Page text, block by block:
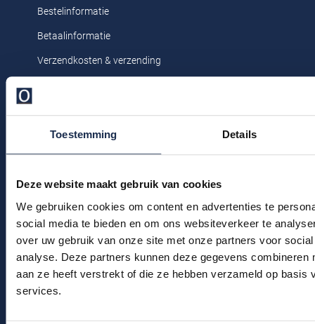
Toestemming Details
Deze website maakt gebruik van cookies
We gebruiken cookies om content en advertenties te
social media te bieden en om ons websiteverkeer te
over uw gebruik van onze site met onze partners voor
analyse. Deze partners kunnen deze gegevens combineren
aan ze heeft verstrekt of die ze hebben verzameld op basis
services.
Profuomo
R2
Seidensticker
Tommy Hilfiger
Roy Robson
State of Art
Superdry
Tenson
Bestelinformatie
Betaalinformatie
Verzendkosten & verzending
Veelgestelde vragen
Kledingonderhoud
Klantenservice
Actievoorwaarden
Winkel
Winkel & Openingstijden